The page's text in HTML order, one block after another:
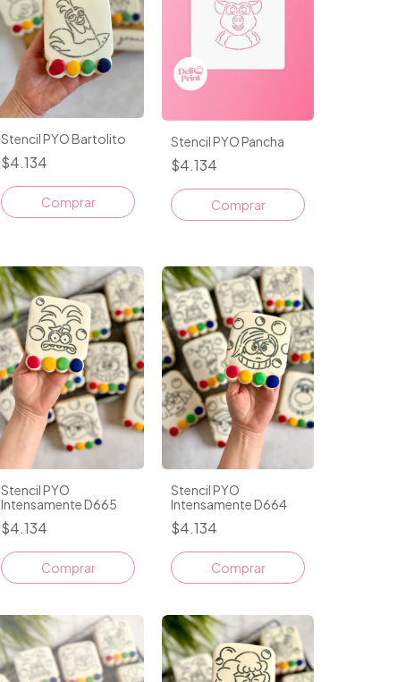
Stencil PYO Bartolito
$4.134
Comprar
Stencil PYO Pancha
$4.134
Comprar
Stencil PYO
Intensamente D665
$4.134
Comprar
Stencil PYO
Intensamente D664
$4.134
Comprar